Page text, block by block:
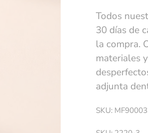
Todos
30 días de
la compra.
materiales
adjunta
SKU: